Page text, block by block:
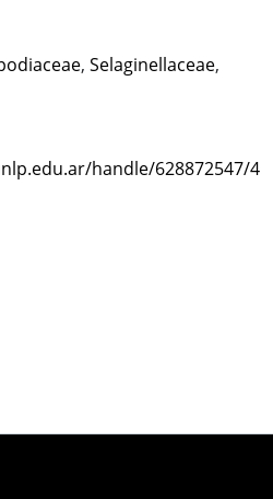
, Selaginellaceae,
handle/628872547/4